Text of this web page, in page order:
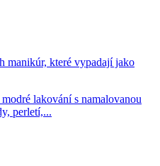
manikúr, které vypadají jako
lakování s namalovanou
perletí,...